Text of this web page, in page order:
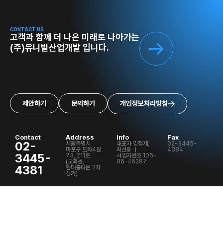
CONTACT US
고객과 함께 더 나은 미래로 나아가는
(주)유니빌산업개발 입니다.
제안하기 문의하기 개인정보처리방침
Contact
02-
3445-
4381
Address
서울특별시
마포구 도화4길
73, 211호
(도화동,
현대홈타운 2차
상가)
Info
대표자 김정제,
최선웅 ㅣ
사업자번호 106-
86-46287
Fax
02-3445-
4384